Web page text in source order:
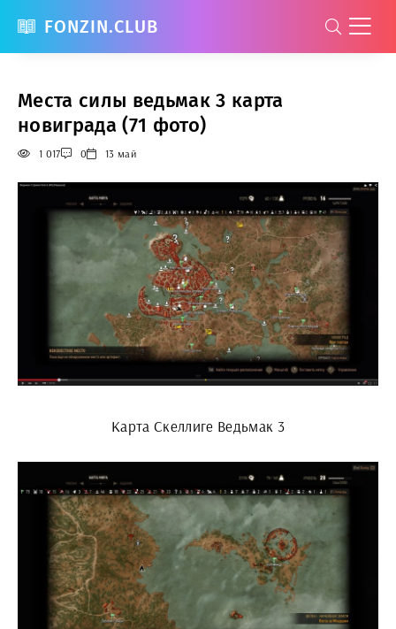
FONZIN.CLUB
Места силы ведьмак 3 карта
новиграда (71 фото)
1 017 0 13 май
Карта Скеллиге Ведьмак 3